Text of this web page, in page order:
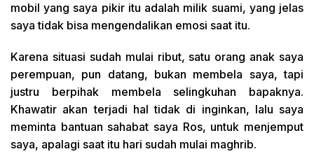
mobil yang saya pikir itu adalah milik suami, yang jelas
saya tidak bisa mengendalikan emosi saat itu.
Karena situasi sudah mulai ribut, satu orang anak saya
perempuan, pun datang, bukan membela saya, tapi
justru berpihak membela selingkuhan bapaknya.
Khawatir akan terjadi hal tidak di inginkan, lalu saya
meminta bantuan sahabat saya Ros, untuk menjemput
saya, apalagi saat itu hari sudah mulai maghrib.